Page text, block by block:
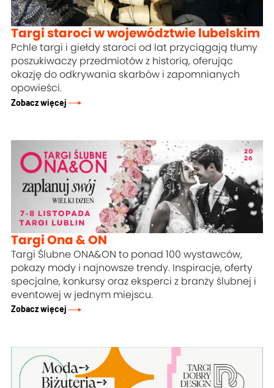
Targi staroci w województwie lubelskim
Pchle targi i giełdy staroci od lat przyciągają tłumy
poszukiwaczy przedmiotów z historią, oferując
okazję do odkrywania skarbów i zapomnianych
opowieści.
Zobacz więcej
Targi Ona & ON
Targi Ślubne ONA&ON to ponad 100 wystawców,
pokazy mody i najnowsze trendy. Inspiracje, oferty
specjalne, konkursy oraz eksperci z branży ślubnej i
eventowej w jednym miejscu.
Zobacz więcej